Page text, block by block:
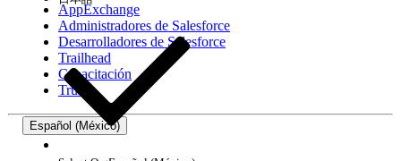
Experiencia
AppExchange
Administradores de Salesforce
Desarrolladores de Salesforce
Trailhead
Capacitación
Trust
Español (México)